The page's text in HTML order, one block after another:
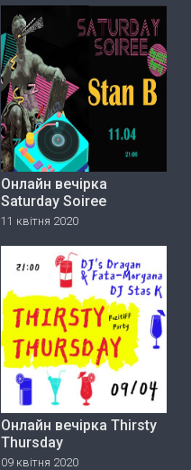
Онлайн вечірка
Saturday Soiree
11 квітня 2020
Онлайн вечірка Thirsty
Thursday
09 квітня 2020